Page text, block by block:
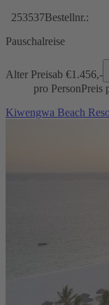
253537Bestellnr.:
Pauschalreise
Alter Preisab €1.456,-
pro PersonPreis
Kiwengwa Beach